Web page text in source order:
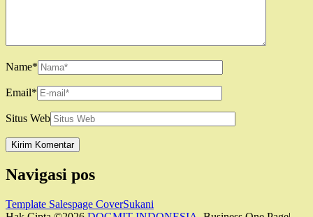
Name*
Email*
Situs Web
Navigasi pos
Template Salespage CoverSukani